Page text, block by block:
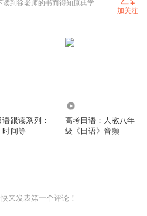
入古寺
几度来
鬼情
搬运工。 在偶然契机下读到徐老师的书而得知原典学习法。因而加以实践，运用于外语学习。本没想加V并将音频公开至此，但因喜马拉雅当时限制非加V用户的使用空间，所以才上传。此后，越来越多的听众加入，我在学习中看过用过的一些材料、书籍，也借此平台与其他人分享。若得所用，荣幸之至。（最近天声人与集萃被下架了，毕竟我并没有这些资源的版权。想要音频或文本的可以发消息给我，权且作为学友之前的分享吧。也许有朝一日几北的账号也会面临注销或者其他，尊重版权，那时若不能继续使用这个账号我也诚心接受。在此之前就好好利用这么珍贵的平台吧。）2017/3/21 几北 update
加关注
跟读系列：
时间等
高考日语：人教八年
级《日语》音频
来发表第一个评论！